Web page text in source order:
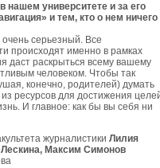
университете и за его
и тем, кто о нем ничего
серьезный. Все
происходят именно в рамках
даст раскрыться всему вашему
человеком. Чтобы так
конечно, родителей) думать
ресурсов для достижения
И главное: как бы вы себя ни
журналистики Лилия
Максим Симонов